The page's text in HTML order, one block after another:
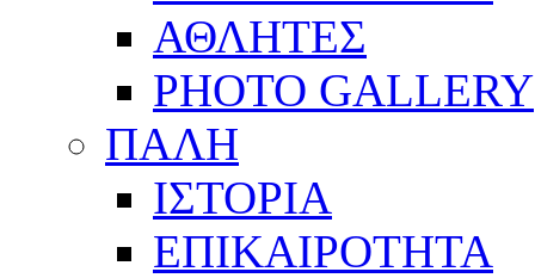
ΑΘΛΗΤΕΣ
PHOTO GALLERY
ΠΑΛΗ
ΙΣΤΟΡΙΑ
ΕΠΙΚΑΙΡΟΤΗΤΑ